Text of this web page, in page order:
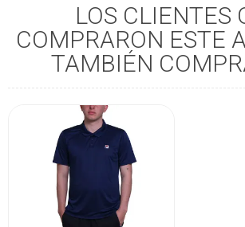
LOS CLIENTES
COMPRARON ESTE
TAMBIÉN